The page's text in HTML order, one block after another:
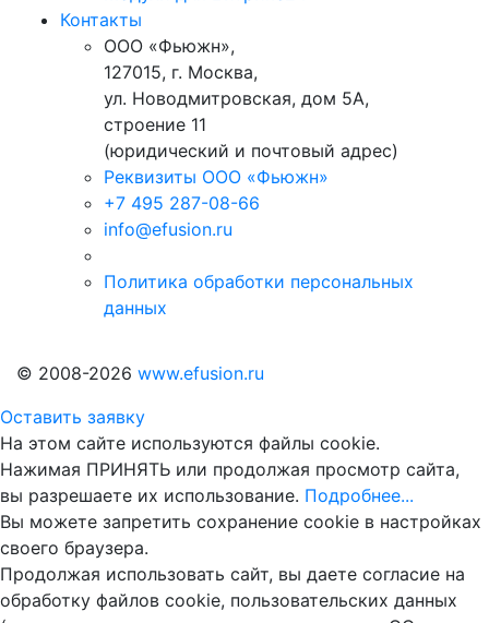
Контакты
ООО «Фьюжн»,
127015, г. Москва,
ул. Новодмитровская, дом 5А,
строение 11
(юридический и почтовый адрес)
Реквизиты ООО «Фьюжн»
+7 495 287-08-66
info@efusion.ru
Политика обработки персональных
данных
© 2008-2026 www.efusion.ru
Оставить заявку
На этом сайте используются файлы cookie.
Нажимая ПРИНЯТЬ или продолжая просмотр сайта,
вы разрешаете их использование. Подробнее...
Вы можете запретить сохранение cookie в настройках
своего браузера.
Продолжая использовать сайт, вы даете согласие на
обработку файлов cookie, пользовательских данных